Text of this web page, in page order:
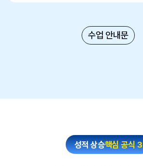
수업 안내문
성적 상승핵심 공식 3